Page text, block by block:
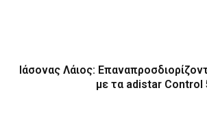
Ιάσονας Λάιος:
με τα adistar Control